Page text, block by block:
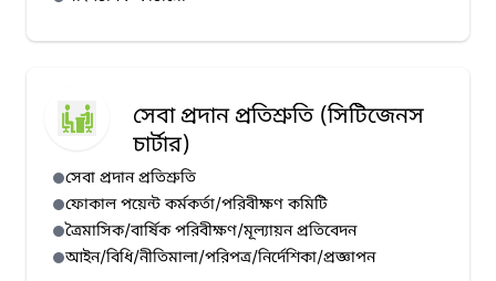
সেবা প্রদান প্রতিশ্রুতি (সিটিজেনস
চার্টার)
সেবা প্রদান প্রতিশ্রুতি
ফোকাল পয়েন্ট কর্মকর্তা/পরিবীক্ষণ কমিটি
ত্রৈমাসিক/বার্ষিক পরিবীক্ষণ/মূল্যায়ন প্রতিবেদন
আইন/বিধি/নীতিমালা/পরিপত্র/নির্দেশিকা/প্রজ্ঞাপন